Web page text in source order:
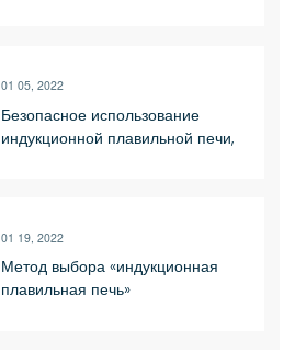
01 05, 2022
Безопасное использование
индукционной плавильной печи,
01 19, 2022
Метод выбора «индукционная
плавильная печь»